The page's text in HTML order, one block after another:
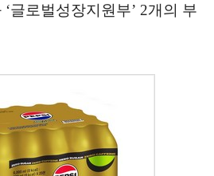
‘글로벌성장지원부’ 2개의 부